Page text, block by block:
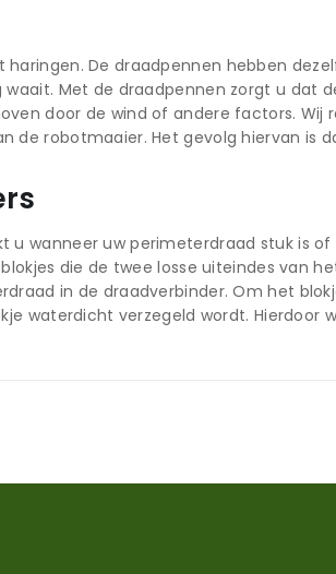
haringen. De draadpennen hebben
Met de draadpennen zorgt u dat
door de wind of andere factors.
de robotmaaier. Het gevolg hiervan is
u wanneer uw perimeterdraad stuk is
die de twee losse uiteindes van
in de draadverbinder. Om het
waterdicht verzegeld wordt. Hierdoor